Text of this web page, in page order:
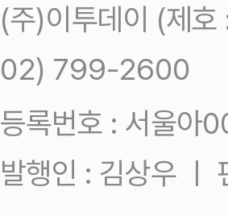
(주)이투데이 (제
02) 799-2600
등록번호 : 서울
발행인 : 김상우 ㅣ